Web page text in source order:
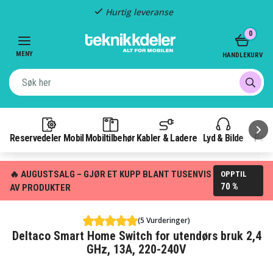
Hurtig leveranse
MENY
Reservedeler Mobil Mobiltilbehør Kabler & Ladere Lyd & Bilde
0
HANDLEKURV
🔥 AUGUSTSALG – GJØR ET KUPP BLANT TUSENVIS
AV PRODUKTER
OPPTIL
70 %
(5 Vurderinger)
Deltaco Smart Home Switch for utendørs bruk 2,4
GHz, 13A, 220-240V